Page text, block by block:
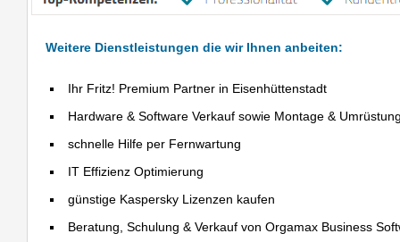
Weitere Dienstleistungen die wir Ihnen anbeiten:
Ihr Fritz! Premium Partner in Eisenhüttenstadt
Hardware & Software Verkauf sowie Montage &
schnelle Hilfe per Fernwartung
IT Effizienz Optimierung
günstige Kaspersky Lizenzen kaufen
Beratung, Schulung & Verkauf von Orgamax Business